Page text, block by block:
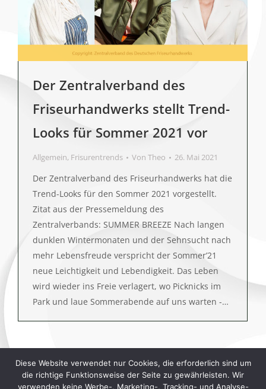
Der Zentralverband des
Friseurhandwerks stellt Trend-
Looks für Sommer 2021 vor
Allgemein, Frisurentrends Von Theo 26. Mai 2021
Der Zentralverband des Friseurhandwerks hat die
Trend-Looks für den Sommer 2021 vorgestellt.
Zitat aus der Pressemeldung des
Zentralverbands: SUMMER BREEZE Nach langen
dunklen Wintermonaten und der Sehnsucht nach
mehr Lebensfreude verspricht der Sommer’21
neue Leichtigkeit und Lebendigkeit. Das Leben
wird wieder ins Freie verlagert, wo Picknicks im
Park und laue Sommerabende auf uns warten -…
1 2 →
Diese Website verwendet nur Cookies, die erforderlich sind um
die richtige Funktionsweise der Seite zu gewährleisten. Wir
verwenden keine Werbe-, Marketing-, Tracking- und Analyse-